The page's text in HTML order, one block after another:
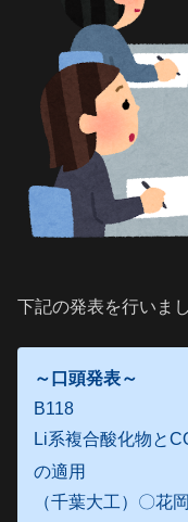
下記の発表を行いま
～口頭発表～
B118
Li系複合酸化物と
の適用
（千葉大工）〇花